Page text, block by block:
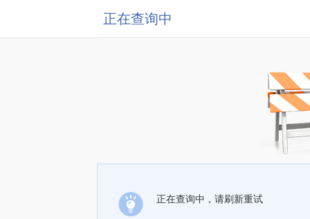
正在查询中
正在查询中，请刷新重试